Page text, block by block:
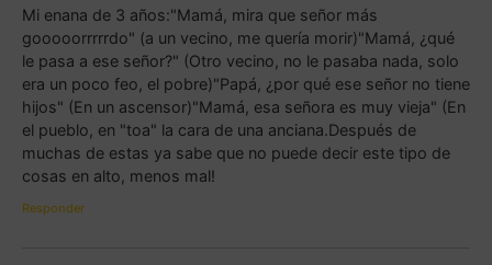
Mi enana de 3 años:"Mamá, mira que señor más
gooooorrrrrdo" (a un vecino, me quería morir)"Mamá, ¿qué
le pasa a ese señor?" (Otro vecino, no le pasaba nada, solo
era un poco feo, el pobre)"Papá, ¿por qué ese señor no tiene
hijos" (En un ascensor)"Mamá, esa señora es muy vieja" (En
el pueblo, en "toa" la cara de una anciana.Después de
muchas de estas ya sabe que no puede decir este tipo de
cosas en alto, menos mal!
Responder